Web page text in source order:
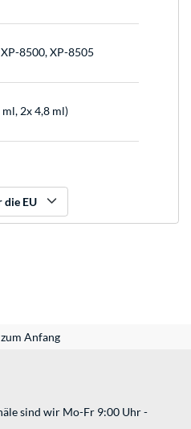
8500, XP-8505
2x 4,8 ml)
EU
Anfang
sind wir Mo-Fr 9:00 Uhr -